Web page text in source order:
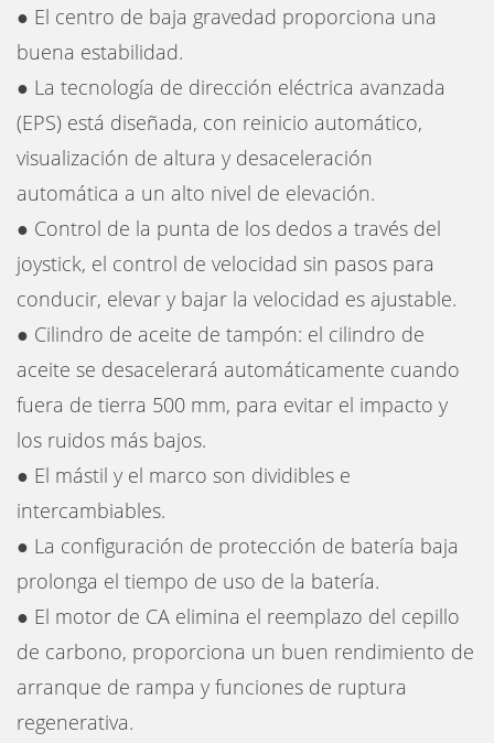
● El centro de baja gravedad proporciona una
buena estabilidad.
● La tecnología de dirección eléctrica avanzada
(EPS) está diseñada, con reinicio automático,
visualización de altura y desaceleración
automática a un alto nivel de elevación.
● Control de la punta de los dedos a través del
joystick, el control de velocidad sin pasos para
conducir, elevar y bajar la velocidad es ajustable.
● Cilindro de aceite de tampón: el cilindro de
aceite se desacelerará automáticamente cuando
fuera de tierra 500 mm, para evitar el impacto y
los ruidos más bajos.
● El mástil y el marco son dividibles e
intercambiables.
● La configuración de protección de batería baja
prolonga el tiempo de uso de la batería.
● El motor de CA elimina el reemplazo del cepillo
de carbono, proporciona un buen rendimiento de
arranque de rampa y funciones de ruptura
regenerativa.